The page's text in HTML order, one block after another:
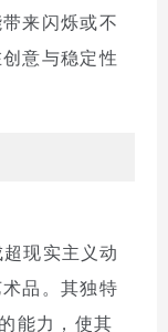
来闪烁或不
意与稳定性
现实主义动
品。其独特
能力，使其